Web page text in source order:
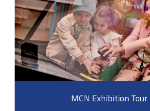
MCN Exhibition Tour